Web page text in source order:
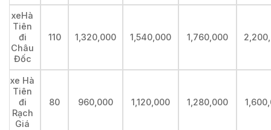
xeHà
Tiên
đi
Châu
Đốc
110 1,320,000 1,540,000 1,760,000
xe Hà
Tiên
đi
Rạch
Giá
80 960,000 1,120,000 1,280,000